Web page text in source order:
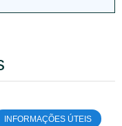
INFORMAÇÕES ÚTEIS